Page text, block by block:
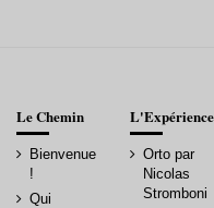
Le Chemin
Bienvenue
!
Qui
L'Expérience
Orto par
Nicolas
Stromboni